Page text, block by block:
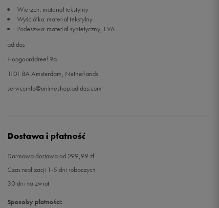
Wierzch: materiał tekstylny
Wyściółka: materiał tekstylny
Podeszwa: materiał syntetyczny, EVA
adidas
Hoogoorddreef 9a
1101 BA Amsterdam, Netherlands
serviceinfo@onlineshop.adidas.com
Dostawa i płatność
Darmowa dostawa od 299,99 zł
Czas realizacji 1-5 dni roboczych
30 dni na zwrot
Sposoby płatności: